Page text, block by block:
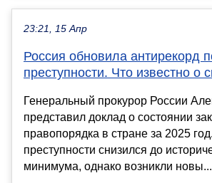
23:21, 15 Апр
Россия обновила антирекорд
преступности. Что известно о
Генеральный прокурор России
представил доклад о состоянии
правопорядка в стране за 2025
преступности снизился до
минимума, однако возникли новы...